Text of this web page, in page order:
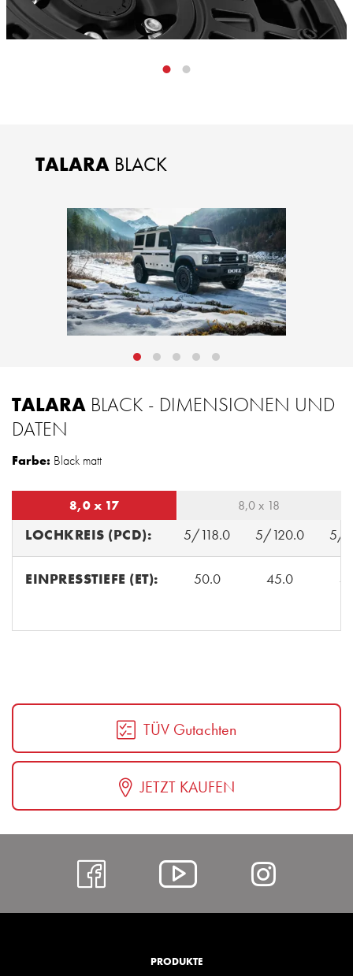
TALARA BLACK
TALARA BLACK - DIMENSIONEN UND
DATEN
Farbe: Black matt
8,0 x 17 8,0 x 18
LOCHKREIS (PCD): 5/118.0 5/120.0 5/
EINPRESSTIEFE (ET): 50.0 45.0
TÜV Gutachten
JETZT KAUFEN
https://Alcar
PRODUKTE